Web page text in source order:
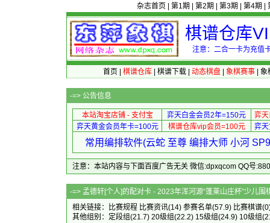
杂志首页 第1期 第2期 第3期 第4期
棋谱仓库
注意：二合一卡为充值
首页 棋谱仓库| 棋谱下载| 动态棋盘| 象棋赛事| 象
-=> 公告信息
本站淘宝店铺 - 支付宝 弈天白金会员2年=150元
弈
弈天黄金会员年卡=100元
棋谱仓库vip会员=100元 弈
常用编排软件(云蛇 至尊 编排大师 小河
注意：本站内容与下面百度广告无关 微信:dpxqcom QQ号
-=> 孟德轩[个人]的配对卡 - 2023年浑河源“蓬莱
相关链接：
比赛规程 比赛资讯(14) 参赛名单(57.9) 比赛棋谱
其他组别： 定段组(21.7) 20级组(22.2) 15级组(24.9) 10级组